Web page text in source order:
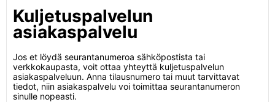
Kuljetuspalvelun
asiakaspalvelu
Jos et löydä seurantanumeroa sähköpostista tai
verkkokaupasta, voit ottaa yhteyttä kuljetuspalvelun
asiakaspalveluun. Anna tilausnumero tai muut tarvittavat
tiedot, niin asiakaspalvelu voi toimittaa seurantanumeron
sinulle nopeasti.